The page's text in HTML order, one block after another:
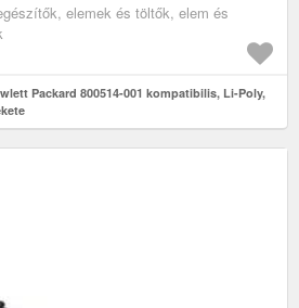
elemek és töltők, elem és
Packard 800514-001 kompatibilis, Li-Poly,